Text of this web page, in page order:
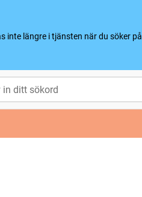
längre i tjänsten när du söker